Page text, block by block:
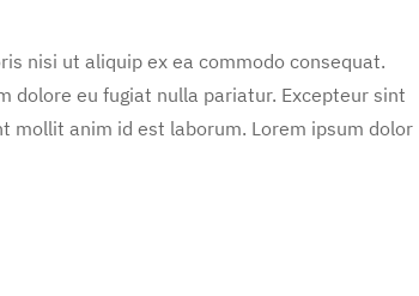
nisi ut aliquip ex ea commodo consequat.
dolore eu fugiat nulla pariatur. Excepteur sint
mollit anim id est laborum. Lorem ipsum dolor